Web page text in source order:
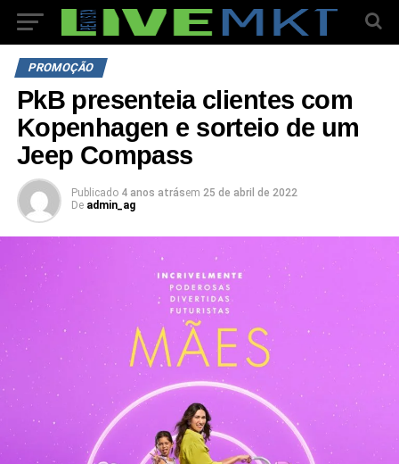
PROMOÇÃO
PkB presenteia clientes com
Kopenhagen e sorteio de um
Jeep Compass
Publicado 4 anos atrásem 25 de abril de 2022
De admin_ag